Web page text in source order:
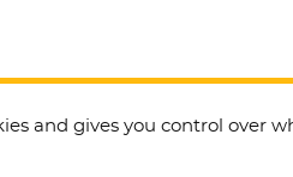
and gives you control over